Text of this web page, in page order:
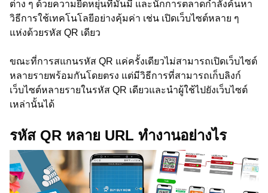
ต่าง ๆ ด้วยความยืดหยุ่นที่มันมี และนักการตลาดกำลังค้นหา
วิธีการใช้เทคโนโลยีอย่างคุ้มค่า เช่น เปิดเว็บไซต์หลาย ๆ
แห่งด้วยรหัส QR เดียว
ขณะที่การสแกนรหัส QR แค่ครั้งเดียวไม่สามารถเปิดเว็บไซต์
หลายรายพร้อมกันโดยตรง แต่มีวิธีการที่สามารถเก็บลิงก์
เว็บไซต์หลายรายในรหัส QR เดียวและนำผู้ใช้ไปยังเว็บไซต์
เหล่านั้นได้
รหัส QR หลาย URL ทำงานอย่างไร